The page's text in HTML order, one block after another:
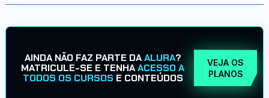
AINDA NÃO FAZ PARTE DAALURA?
MATRICULE-SE E TENHAACESSO A
TODOS OS CURSOS E CONTEÚDOS
VEJA OS
PLANOS